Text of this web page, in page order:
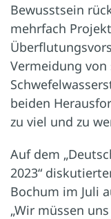
Bewusstsein
mehrfach
Vermeidung von
beiden
zu viel und zu
Auf dem
2023“
Bochum im Juli
„Wir müssen